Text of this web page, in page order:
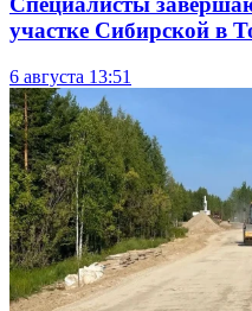
участке Сибирской в
6 августа 13:51